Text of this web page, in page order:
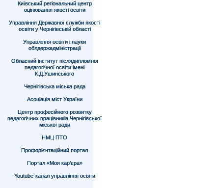
Київський регіональний центр
оцінювання якості освіти
Управління Державної служби якості
освіти у Чернігівській області
Управління освіти і науки
облдержадміністрації
Обласний інститут післядипломної
педагогічної освіти імені
К.Д.Ушинського
Чернігівська міська рада
Асоціація міст України
Центр професійного розвитку
педагогічних працівників Чернігівської
міської ради
НМЦ ПТО
Профорієнтаційний портал
Портал «Моя кар’єра»
Youtube-канал управління освіти